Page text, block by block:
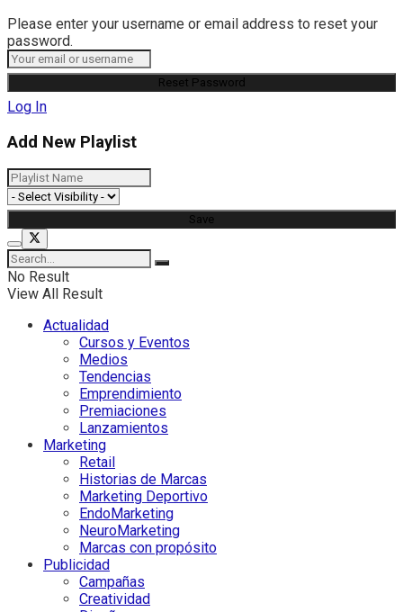
Please enter your username or email address to reset your
password.
Log In
Add New Playlist
No Result
View All Result
Actualidad
Cursos y Eventos
Medios
Tendencias
Emprendimiento
Premiaciones
Lanzamientos
Marketing
Retail
Historias de Marcas
Marketing Deportivo
EndoMarketing
NeuroMarketing
Marcas con propósito
Publicidad
Campañas
Creatividad